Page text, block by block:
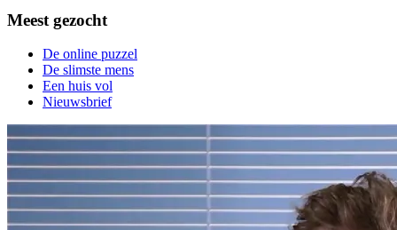
Meest gezocht
De online puzzel
De slimste mens
Een huis vol
Nieuwsbrief